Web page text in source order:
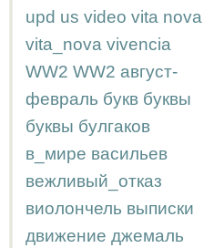
upd us video vita nova
vita_nova vivencia
WW2 WW2 август-
февраль букв буквы
буквы булгаков
в_мире васильев
вежливый_отказ
виолончель выписки
движение джемаль